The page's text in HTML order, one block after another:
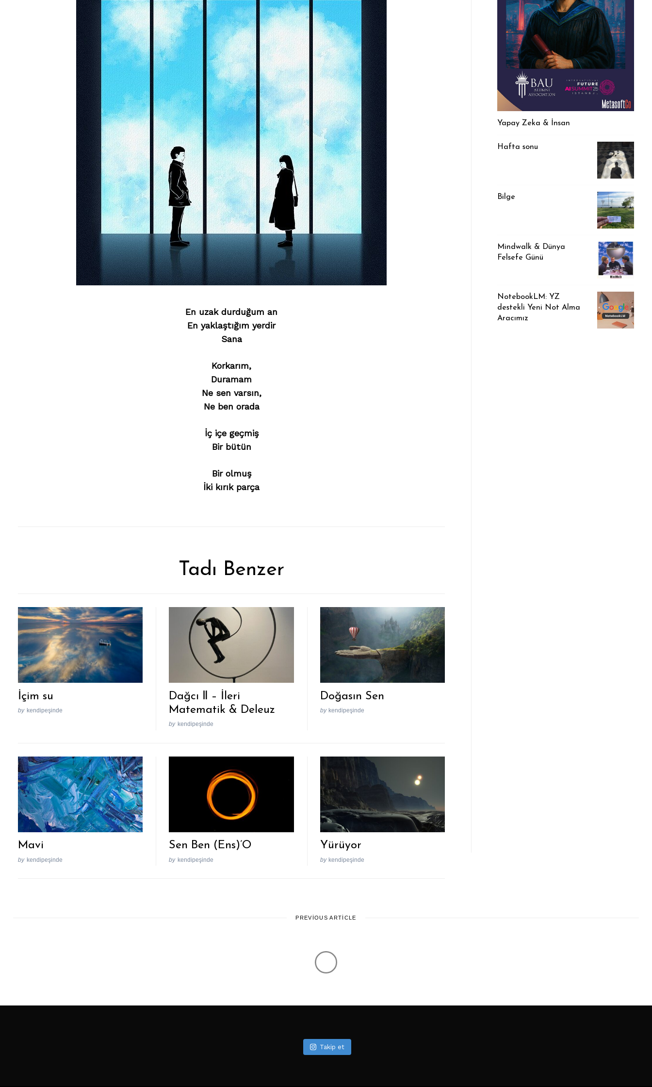
En uzak durduğum an
En yaklaştığım yerdir
Sana
Korkarım,
Duramam
Ne sen varsın,
Ne ben orada
İç içe geçmiş
Bir bütün
Bir olmuş
İki kırık parça
Tadı Benzer
İçim su
by kendipeşinde
Dağcı Ⅱ – İleri
Matematik & Deleuz
by kendipeşinde
Doğasın Sen
by kendipeşinde
Mavi
by kendipeşinde
Sen Ben (Ens)’O
by kendipeşinde
Yürüyor
by kendipeşinde
Yapay Zeka & İnsan
Hafta sonu
Bilge
Mindwalk & Dünya
Felsefe Günü
NotebookLM: YZ
destekli Yeni Not Alma
Aracımız
PREVIOUS ARTICLE
Takip et